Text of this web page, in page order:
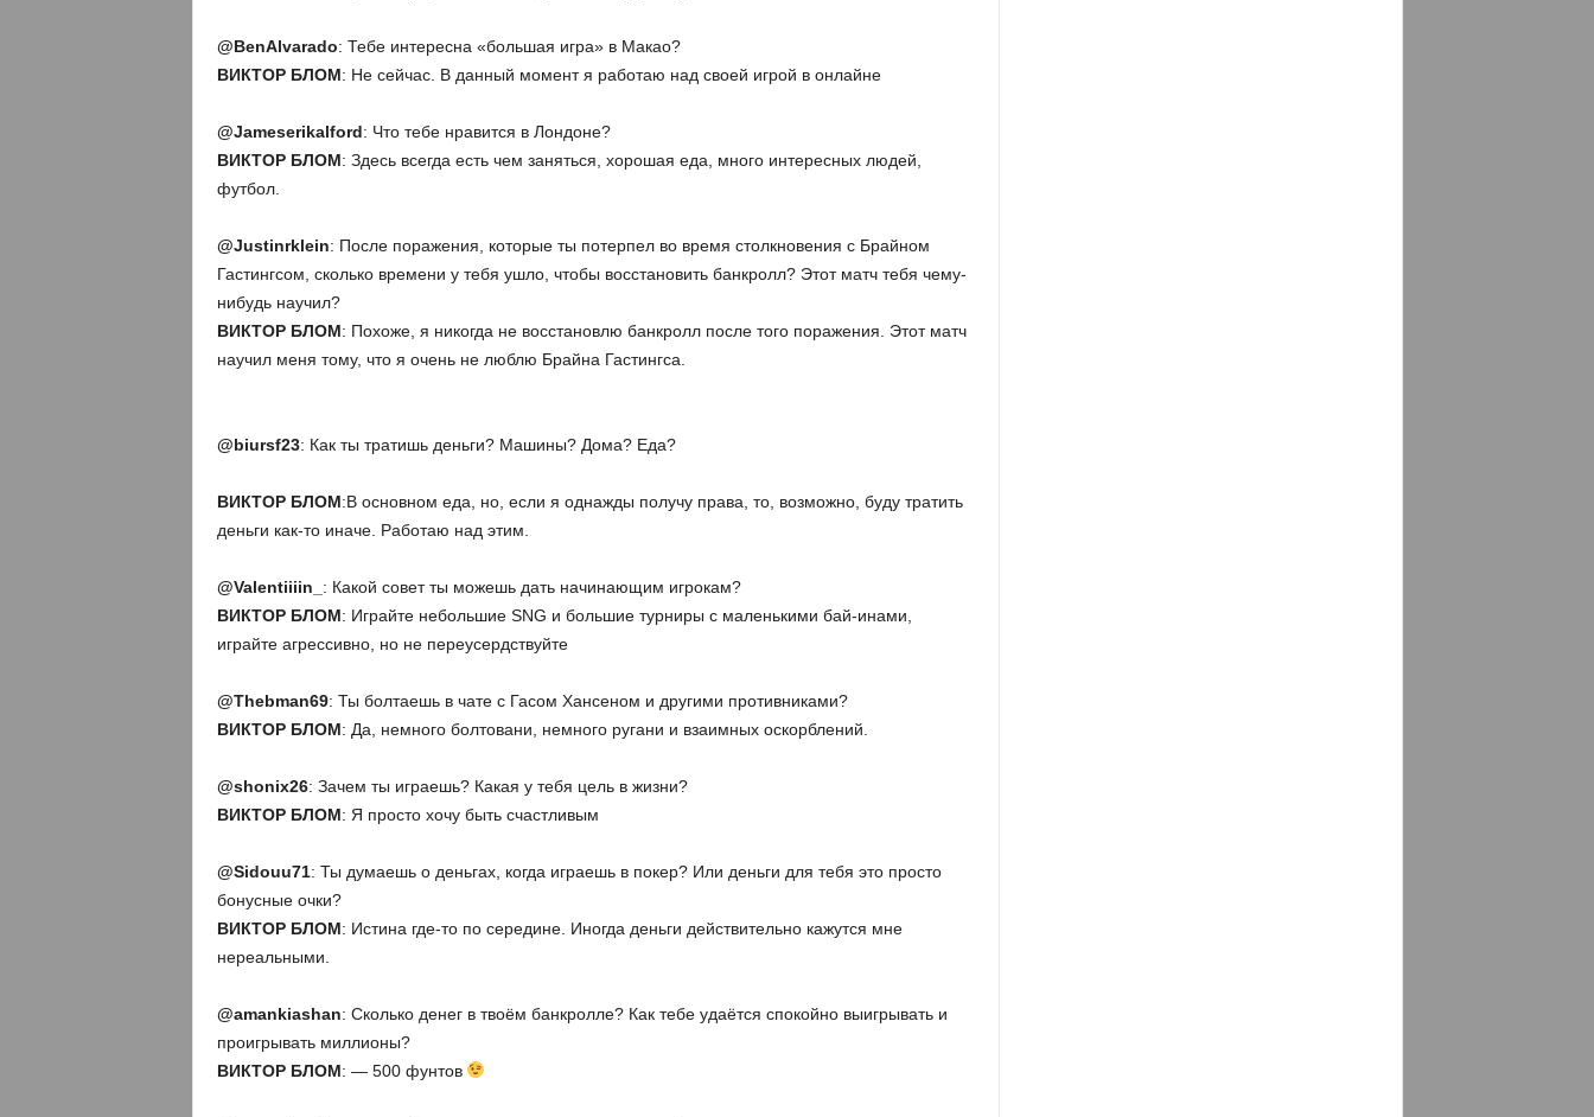
@BenAlvarado: Тебе интересна «большая игра» в Макао?
ВИКТОР БЛОМ: Не сейчас. В данный момент я работаю над своей игрой в онлайне
@Jameserikalford: Что тебе нравится в Лондоне?
ВИКТОР БЛОМ: Здесь всегда есть чем заняться, хорошая еда, много интересных людей,
футбол.
@Justinrklein: После поражения, которые ты потерпел во время столкновения с Брайном
Гастингсом, сколько времени у тебя ушло, чтобы восстановить банкролл? Этот матч тебя чему-
нибудь научил?
ВИКТОР БЛОМ: Похоже, я никогда не восстановлю банкролл после того поражения. Этот матч
научил меня тому, что я очень не люблю Брайна Гастингса.
@biursf23: Как ты тратишь деньги? Машины? Дома? Еда?
ВИКТОР БЛОМ:В основном еда, но, если я однажды получу права, то, возможно, буду тратить
деньги как-то иначе. Работаю над этим.
@Valentiiiin_ : Какой совет ты можешь дать начинающим игрокам?
ВИКТОР БЛОМ: Играйте небольшие SNG и большие турниры с маленькими бай-инами,
играйте агрессивно, но не переусердствуйте
@Thebman69: Ты болтаешь в чате с Гасом Хансеном и другими противниками?
ВИКТОР БЛОМ: Да, немного болтовани, немного ругани и взаимных оскорблений.
@shonix26: Зачем ты играешь? Какая у тебя цель в жизни?
ВИКТОР БЛОМ: Я просто хочу быть счастливым
@Sidouu71: Ты думаешь о деньгах, когда играешь в покер? Или деньги для тебя это просто
бонусные очки?
ВИКТОР БЛОМ: Истина где-то по середине. Иногда деньги действительно кажутся мне
нереальными.
@amankiashan: Сколько денег в твоём банкролле? Как тебе удаётся спокойно выигрывать и
проигрывать миллионы?
ВИКТОР БЛОМ: — 500 фунтов